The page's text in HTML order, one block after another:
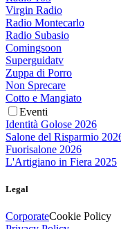
Virgin Radio
Radio Montecarlo
Radio Subasio
Comingsoon
Superguidatv
Zuppa di Porro
Non Sprecare
Cotto e Mangiato
Eventi
Identità Golose 2026
Salone del Risparmio
Fuorisalone 2026
L'Artigiano in Fiera 2025
Legal
CorporateCookie Policy